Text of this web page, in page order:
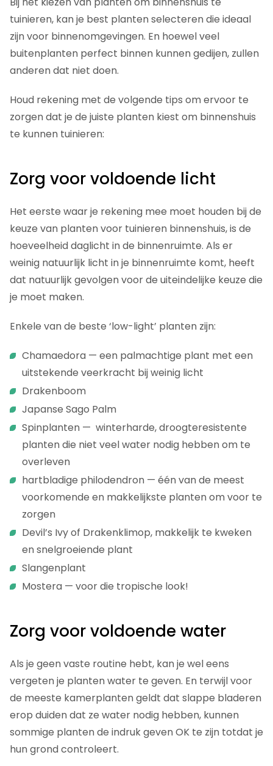
tuinieren, kan je best planten selecteren die ideaal
zijn voor binnenomgevingen. En hoewel veel
buitenplanten perfect binnen kunnen gedijen, zullen
anderen dat niet doen.
Houd rekening met de volgende tips om ervoor te
zorgen dat je de juiste planten kiest om binnenshuis
te kunnen tuinieren:
Zorg voor voldoende licht
Het eerste waar je rekening mee moet houden bij de
keuze van planten voor tuinieren binnenshuis, is de
hoeveelheid daglicht in de binnenruimte. Als er
weinig natuurlijk licht in je binnenruimte komt, heeft
dat natuurlijk gevolgen voor de uiteindelijke keuze die
je moet maken.
Enkele van de beste ‘low-light’ planten zijn:
Chamaedora — een palmachtige plant met een
uitstekende veerkracht bij weinig licht
Drakenboom
Japanse Sago Palm
Spinplanten — winterharde, droogteresistente
planten die niet veel water nodig hebben om te
overleven
hartbladige philodendron — één van de meest
voorkomende en makkelijkste planten om voor te
zorgen
Devil’s Ivy of Drakenklimop, makkelijk te kweken
en snelgroeiende plant
Slangenplant
Mostera — voor die tropische look!
Zorg voor voldoende water
Als je geen vaste routine hebt, kan je wel eens
vergeten je planten water te geven. En terwijl voor
de meeste kamerplanten geldt dat slappe bladeren
erop duiden dat ze water nodig hebben, kunnen
sommige planten de indruk geven OK te zijn totdat je
hun grond controleert.